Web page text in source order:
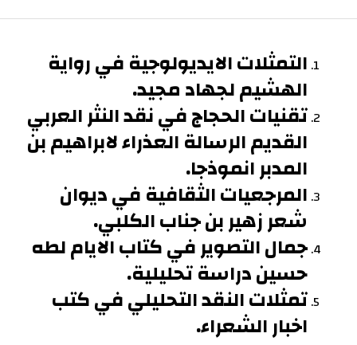
التمثلات الايديولوجية في رواية
الهشيم لجهاد مجيد.
تقنيات الحجاج في نقد النثر العربي
القديم الرسالة العذراء لابراهيم بن
المدبر انموذجا.
المرجعيات الثقافية في ديوان
شعر زهير بن جناب الكلبي.
جمال التصوير في كتاب الايام لطه
حسين دراسة تحليلية.
تمثلات النقد التحليلي في كتب
اخبار الشعراء.